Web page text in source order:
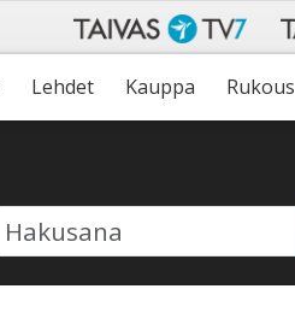
Lehdet Kauppa Rukous